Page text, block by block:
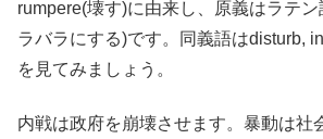
rumpere(壊す)に由来し、原義はラテ
ラバラにする)です。同義語はdisturb,
を見てみましょう。
内戦は政府を崩壊させます。暴動は社